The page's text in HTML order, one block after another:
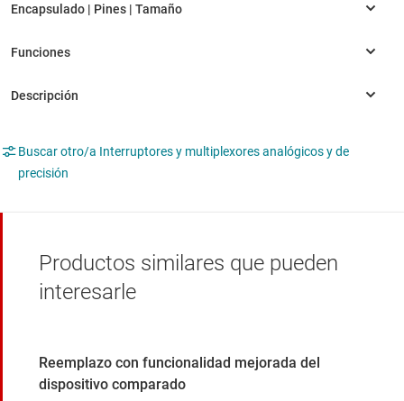
Buscar otro/a Interruptores y multiplexores analógicos y de
precisión
Productos similares que pueden
interesarle
Reemplazo con funcionalidad mejorada del
dispositivo comparado